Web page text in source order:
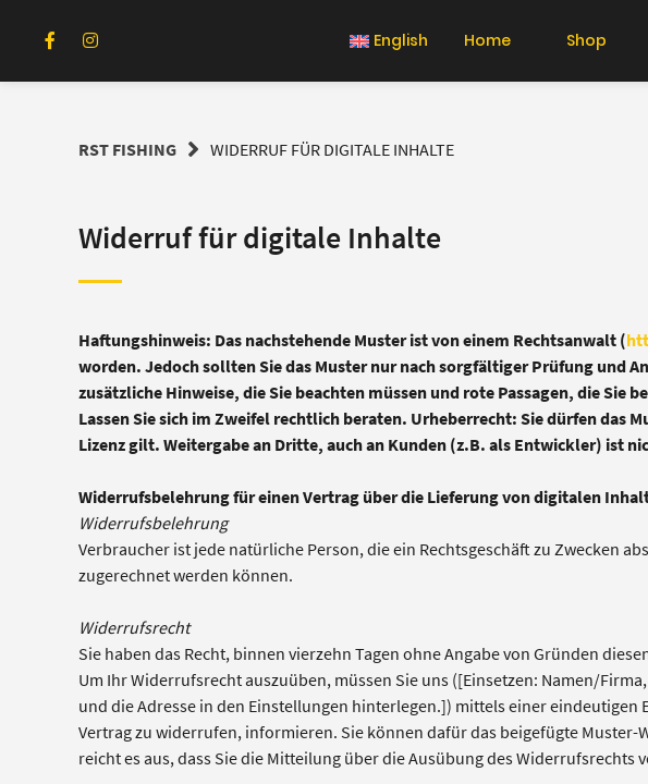
English Home Shop
RST FISHING WIDERRUF FÜR DIGITALE INHALTE
Widerruf für digitale Inhalte
Haftungshinweis: Das nachstehende Muster ist von einem Rechtsanwalt (
worden. Jedoch sollten Sie das Muster nur nach sorgfältiger Prüfung und
zusätzliche Hinweise, die Sie beachten müssen und rote Passagen, die Sie
Lassen Sie sich im Zweifel rechtlich beraten. Urheberrecht: Sie dürfen das
Lizenz gilt. Weitergabe an Dritte, auch an Kunden (z.B. als Entwickler) ist
Widerrufsbelehrung für einen Vertrag über die Lieferung von digitalen
Widerrufsbelehrung
Verbraucher ist jede natürliche Person, die ein Rechtsgeschäft zu Zwecken
zugerechnet werden können.
Widerrufsrecht
Sie haben das Recht, binnen vierzehn Tagen ohne Angabe von Gründen
Um Ihr Widerrufsrecht auszuüben, müssen Sie uns ([Einsetzen: Namen/
und die Adresse in den Einstellungen hinterlegen.]) mittels einer eindeutigen
Vertrag zu widerrufen, informieren. Sie können dafür das beigefügte
reicht es aus, dass Sie die Mitteilung über die Ausübung des